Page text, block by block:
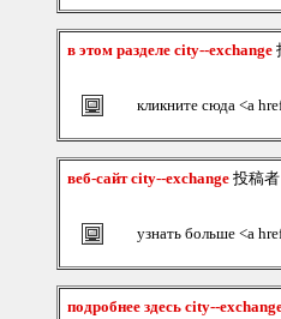
в этом разделе city--exchange
кликните сюда <a
веб-сайт city--exchange 投稿者
узнать больше <a
подробнее здесь city--